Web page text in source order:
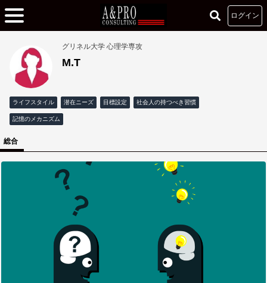
ログイン
グリネル大学 心理学専攻
M.T
ライフスタイル 潜在ニーズ 目標設定 社会人の持つべき習慣
記憶のメカニズム
総合